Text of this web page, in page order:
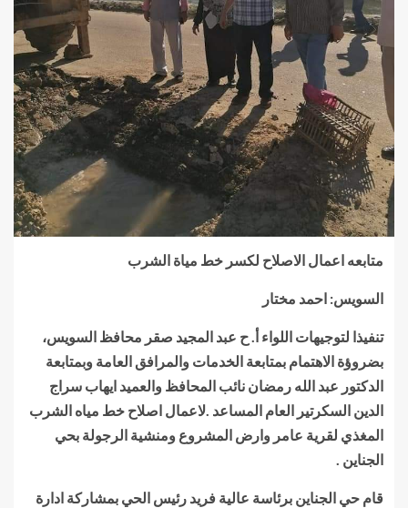
متابعه اعمال الاصلاح لكسر خط مياة الشرب
السويس: احمد مختار
تنفيذا لتوجيهات اللواء أ. ح عبد المجيد صقر محافظ السويس،
بضروؤة الاهتمام بمتابعة الخدمات والمرافق العامة وبمتابعة
الدكتور عبد الله رمضان نائب المحافظ والعميد ايهاب سراج
الدين السكرتير العام المساعد .لاعمال اصلاح خط مياه الشرب
المغذي لقرية عامر وارض المشروع ومنشية الرجولة بحي
الجناين .
قام حي الجناين برئاسة عالية فريد رئيس الحي بمشاركة ادارة